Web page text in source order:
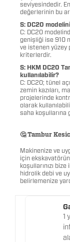
seviyesindedir.
değerlerinin bu
S: DC20
C: DC20
genişliği ise 910
ve istenen yüzey
kriterlerdir.
S: HKM DC20
kullanılabilir?
C: DC20; tünel
zemin kazıları,
projelerinde
olarak
saha koşullarına
🤔 Tambur
Makinenize ve
için
koşullarınızı
hidrolik debi ve
belirlemenize
1